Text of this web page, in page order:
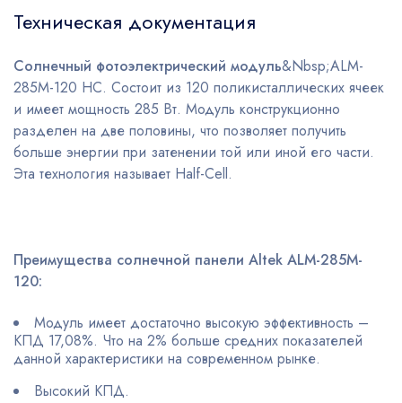
Техническая документация
Солнечный фотоэлектрический модуль&Nbsp;ALM-
285М-120 HC. Состоит из 120 поликисталлических ячеек
и имеет мощность 285 Вт. Модуль конструкционно
разделен на две половины, что позволяет получить
больше энергии при затенении той или иной его части.
Эта технология называет Half-Cell.
Преимущества солнечной панели Altek ALM-285M-
120:
Модуль имеет достаточно высокую эффективность –
КПД 17,08%. Что на 2% больше средних показателей
данной характеристики на современном рынке.
Высокий КПД.